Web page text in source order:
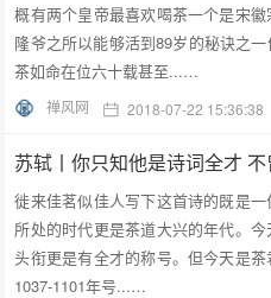
概有两个皇帝最喜欢喝茶一个是宋
隆爷之所以能够活到89岁的秘诀之
茶如命在位六十载甚至...…
禅风网 2018-07-22 15:36:38
苏轼丨你只知他是诗词全才
徙来佳茗似佳人写下这首诗的既是
所处的时代更是茶道大兴的年代。
头衔更是有全才的称号。但今天是
1037-1101年号...…